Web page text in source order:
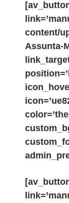
content/
Assunta-